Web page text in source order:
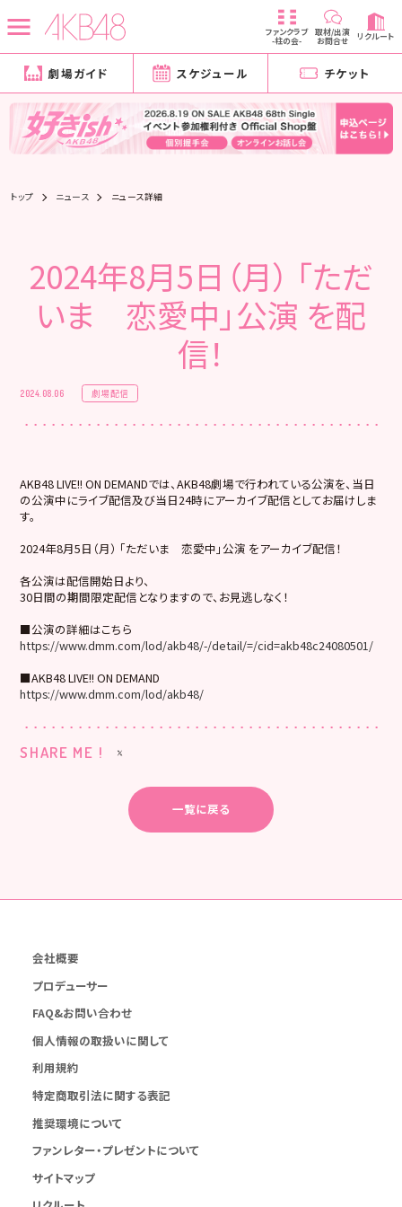
ファンクラブ
-柱の会-
取材/出演
お問合せ リクルート
劇場ガイド スケジュール チケット
トップ ニュース ニュース詳細
2024年8月5日（月） 「ただ
いま 恋愛中」公演 を配
信！
2024.08.06 劇場配信
AKB48 LIVE!! ON DEMANDでは、AKB48劇場で行われている公演を、当日
の公演中にライブ配信及び当日24時にアーカイブ配信としてお届けしま
す。
2024年8月5日（月） 「ただいま 恋愛中」公演 をアーカイブ配信！
各公演は配信開始日より、
30日間の期間限定配信となりますので、お見逃しなく！
■公演の詳細はこちら
https://www.dmm.com/lod/akb48/-/detail/=/cid=akb48c24080501/
■AKB48 LIVE!! ON DEMAND
https://www.dmm.com/lod/akb48/
SHARE ME !
一覧に戻る
会社概要
プロデューサー
FAQ&お問い合わせ
個人情報の取扱いに関して
利用規約
特定商取引法に関する表記
推奨環境について
ファンレター・プレゼントについて
サイトマップ